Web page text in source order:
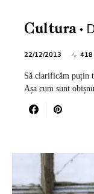
Cultura
22/12/2013 418
Să clarificăm puțin
Așa cum sunt